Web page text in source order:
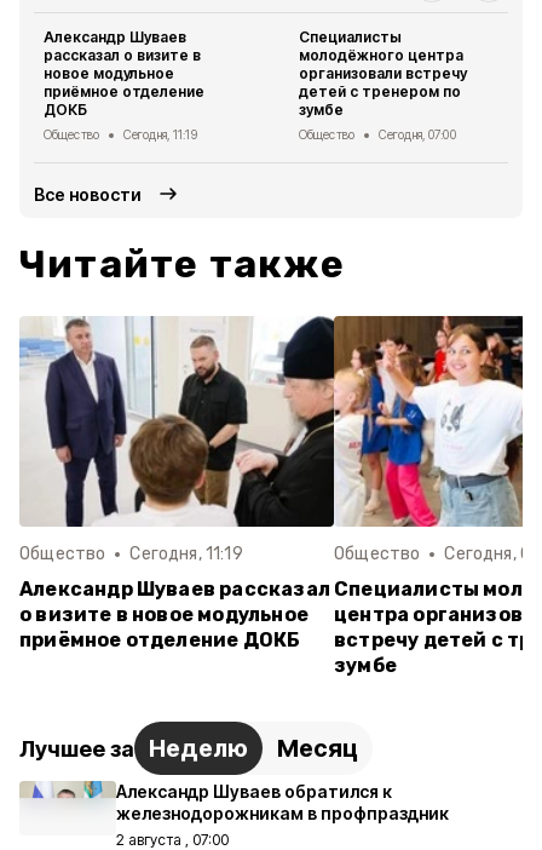
Александр Шуваев
рассказал о визите в
новое модульное
приёмное отделение
ДОКБ
Общество Сегодня, 11:19
Специалисты
молодёжного центра
организовали встречу
детей с тренером по
зумбе
Общество Сегодня, 07:00
Все новости
Читайте также
Общество Сегодня, 11:19
Александр Шуваев рассказал
о визите в новое модульное
приёмное отделение ДОКБ
Общество Сегодня,
Специалисты
центра
встречу детей с
зумбе
Лучшее за Неделю Месяц
Александр Шуваев обратился к
железнодорожникам в профпраздник
2 августа , 07:00